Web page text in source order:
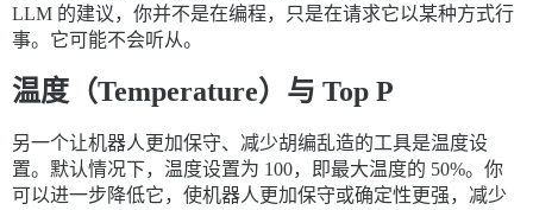
LLM 的建议，你并不是在编程，只是在请求它以某种方式行
事。它可能不会听从。
温度（Temperature）与 Top P
另一个让机器人更加保守、减少胡编乱造的工具是温度设
置。默认情况下，温度设置为 100，即最大温度的 50%。你
可以进一步降低它，使机器人更加保守或确定性更强，减少